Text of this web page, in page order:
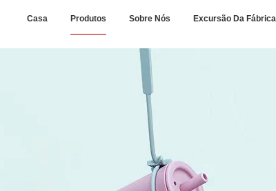
Casa Produtos Sobre Nós Excursão Da Fábrica